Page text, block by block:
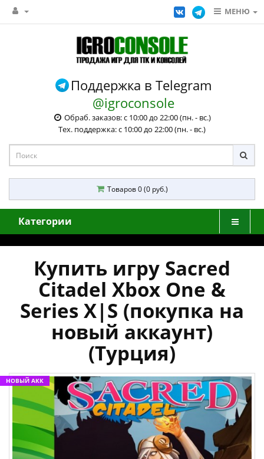
МЕНЮ
Поддержка в Telegram
@igroconsole
Обраб. заказов: с 10:00 до 22:00 (пн. - вс.)
Тех. поддержка: с 10:00 до 22:00 (пн. - вс.)
Товаров 0 (0 руб.)
Категории
Купить игру Sacred
Citadel Xbox One &
Series X|S (покупка на
новый аккаунт)
(Турция)
НОВЫЙ АКК